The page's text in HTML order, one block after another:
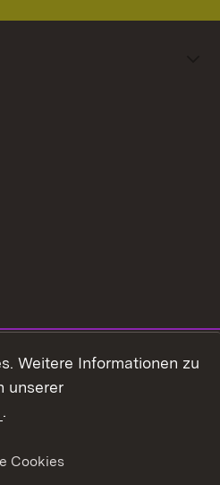
Barrierefreiheit
Weitere Informationen zu
unserer
.
Cookies